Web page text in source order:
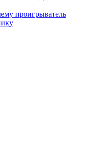
проигрыватель